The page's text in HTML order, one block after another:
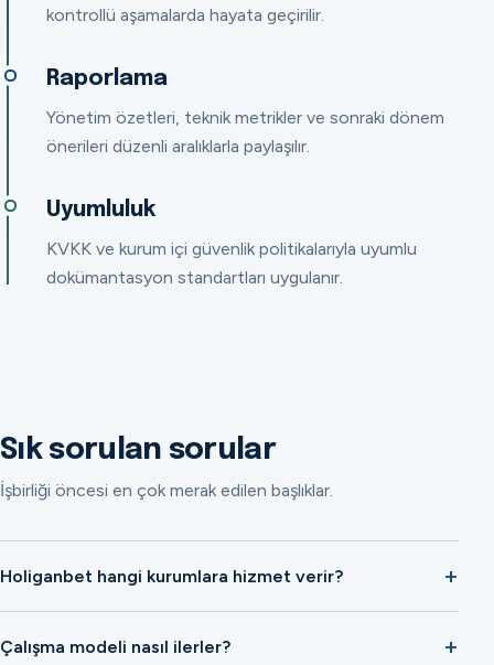
kontrollü aşamalarda hayata geçirilir.
Raporlama
Yönetim özetleri, teknik metrikler ve sonraki dönem
önerileri düzenli aralıklarla paylaşılır.
Uyumluluk
KVKK ve kurum içi güvenlik politikalarıyla uyumlu
dokümantasyon standartları uygulanır.
Sık sorulan sorular
İşbirliği öncesi en çok merak edilen başlıklar.
Holiganbet hangi kurumlara hizmet verir?
Çalışma modeli nasıl ilerler?